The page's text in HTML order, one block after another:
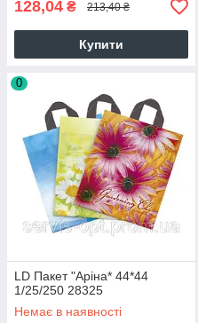
128,04 ₴ 213,40 ₴
Купити
0
LD Пакет "Аріна* 44*44
1/25/250 28325
Немає в наявності